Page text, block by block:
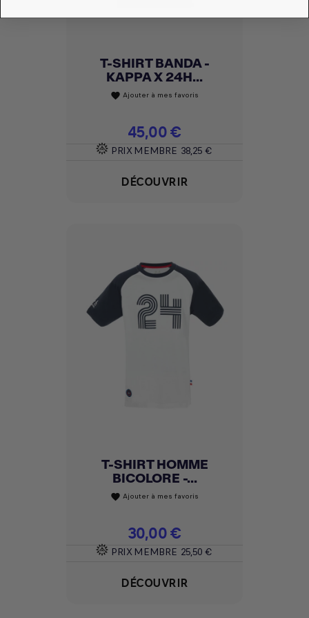
T-SHIRT BANDA -
KAPPA X 24H...
favorite Ajouter à mes favoris
Prix
45,00 €
PRIX MEMBRE 38,25 €
DÉCOUVRIR
T-SHIRT HOMME
BICOLORE -...
favorite Ajouter à mes favoris
Prix
30,00 €
PRIX MEMBRE 25,50 €
DÉCOUVRIR